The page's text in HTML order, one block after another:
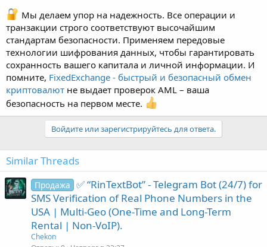
Кому нужны описания - милости просим)!
Мы делаем упор на надежность. Все операции и
транзакции строго соответствуют высочайшим
стандартам безопасности. Применяем передовые
технологии шифрования данных, чтобы гарантировать
сохранность вашего капитала и личной информации. И
помните, FixedExchange - быстрый и безопасный обмен
криптовалют не выдает проверок AML – ваша
безопасность на первом месте.
Войдите или зарегистрируйтесь для ответа.
Similar Threads
Продажа ✅ “RinTextBot” - Telegram Bot (24/7) for
SMS Verification of Real Phone Numbers in the
USA | Multi-Geo (One-Time and Long-Term
Rental | Non-VoIP).
Chekon